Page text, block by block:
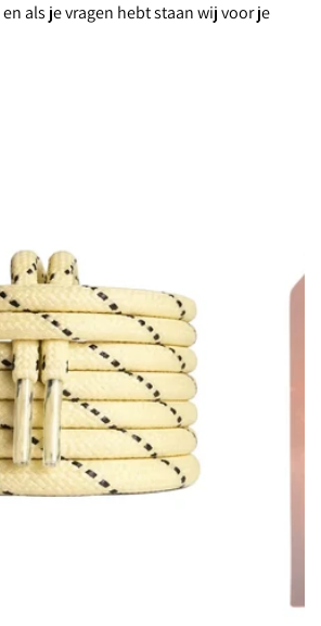
Tiare
als je vragen hebt staan wij voor je